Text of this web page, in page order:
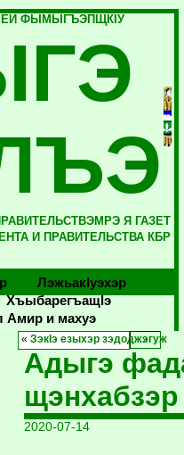
ФЫМЫГЪЭПЩКIУ
Я ГАЗЕТ
И ПРАВИТЕЛЬСТВА КБР
Лэжьакlуэхэр
Хъыбарегъащlэ
Амир и махуэ
«ЗэкIэ езыхэр зэдоджэгуж
Адыгэ
щэнхабзэр
2020-07-14